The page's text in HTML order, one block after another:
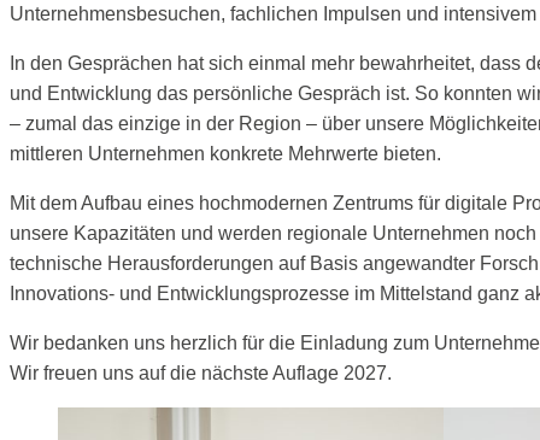
Unternehmensbesuchen, fachlichen Impulsen und
In den Gesprächen hat sich einmal mehr bewahrheitet, dass
und Entwicklung das persönliche Gespräch ist. So konnten
– zumal das einzige in der Region – über unsere
mittleren Unternehmen konkrete Mehrwerte bieten.
Mit dem Aufbau eines hochmodernen Zentrums für digitale
unsere Kapazitäten und werden regionale Unternehmen
technische Herausforderungen auf Basis angewandter
Innovations- und Entwicklungsprozesse im Mittelstand ganz
Wir bedanken uns herzlich für die Einladung zum
Wir freuen uns auf die nächste Auflage 2027.